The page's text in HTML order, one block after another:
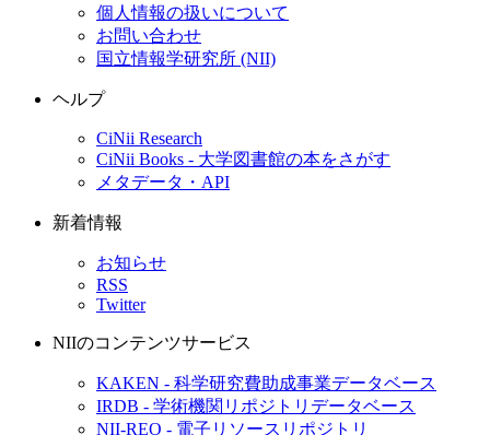
個人情報の扱いについて
お問い合わせ
国立情報学研究所 (NII)
ヘルプ
CiNii Research
CiNii Books - 大学図書館の本をさがす
メタデータ・API
新着情報
お知らせ
RSS
Twitter
NIIのコンテンツサービス
KAKEN - 科学研究費助成事業データベース
IRDB - 学術機関リポジトリデータベース
NII-REO - 電子リソースリポジトリ